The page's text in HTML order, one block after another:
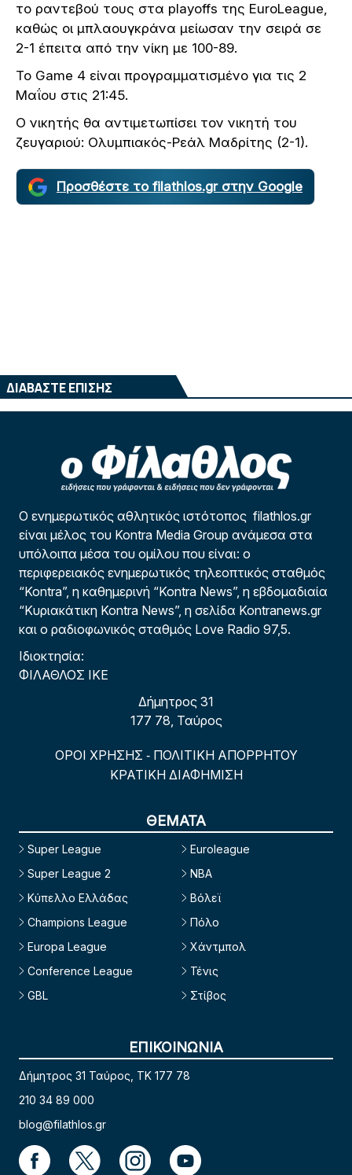
το ραντεβού τους στα playoffs της EuroLeague,
καθώς οι μπλαουγκράνα μείωσαν την σειρά σε
2-1 έπειτα από την νίκη με 100-89.
Το Game 4 είναι προγραμματισμένο για τις 2
Μαΐου στις 21:45.
Ο νικητής θα αντιμετωπίσει τον νικητή του
ζευγαριού: Ολυμπιακός-Ρεάλ Μαδρίτης (2-1).
Προσθέστε το filathlos.gr στην Google
ΔΙΑΒΑΣΤΕ ΕΠΙΣΗΣ
Ο ενημερωτικός αθλητικός ιστότοπος filathlos.gr
είναι μέλος του Kontra Media Group ανάμεσα στα
υπόλοιπα μέσα του ομίλου που είναι: ο
περιφερειακός ενημερωτικός τηλεοπτικός σταθμός
“Kontra”, η καθημερινή “Kontra News”, η εβδομαδιαία
“Κυριακάτικη Kontra News”, η σελίδα Kontranews.gr
και ο ραδιοφωνικός σταθμός Love Radio 97,5.
Ιδιοκτησία:
ΦΙΛΑΘΛΟΣ ΙΚΕ
Δήμητρος 31
177 78, Ταύρος
ΟΡΟΙ ΧΡΗΣΗΣ - ΠΟΛΙΤΙΚΗ ΑΠΟΡΡΗΤΟΥ
ΚΡΑΤΙΚΗ ΔΙΑΦΗΜΙΣΗ
ΘΕΜΑΤΑ
Super League
Super League 2
Κύπελλο Ελλάδας
Champions League
Europa League
Conference League
GBL
Euroleague
NBA
Βόλεϊ
Πόλο
Χάντμπολ
Τένις
Στίβος
ΕΠΙΚΟΙΝΩΝΙΑ
Δήμητρος 31 Ταύρος, TK 177 78
210 34 89 000
blog@filathlos.gr